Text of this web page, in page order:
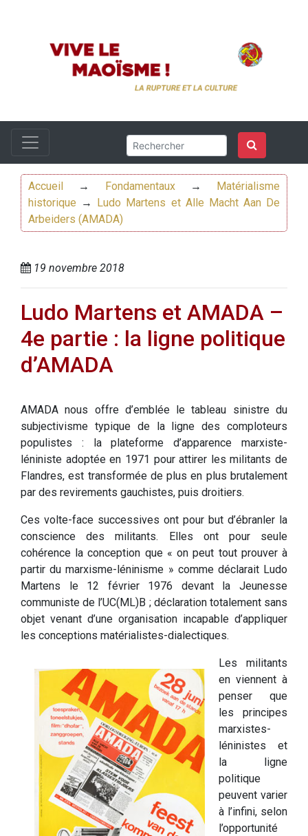
Accueil → Fondamentaux→
Matérialisme
historique →
Ludo Martens et Alle Macht Aan De
Arbeiders (AMADA)
19 novembre 2018
Ludo Martens et AMADA –
4e partie : la ligne politique
d’AMADA
AMADA nous offre d’emblée le tableau sinistre du
subjectivisme typique de la ligne des comploteurs
populistes : la plateforme d’apparence marxiste-
léniniste adoptée en 1971 pour attirer les militants de
Flandres, est transformée de plus en plus brutalement
par des revirements gauchistes, puis droitiers.
Ces volte-face successives ont pour but d’ébranler la
conscience des militants. Elles ont pour seule
cohérence la conception que « on peut tout prouver à
partir du marxisme-léninisme » comme déclarait Ludo
Martens le 12 février 1976 devant la Jeunesse
communiste de l’UC(ML)B ; déclaration totalement sans
objet venant d’une organisation incapable d’appliquer
les conceptions matérialistes-dialectiques.
Les militants
en viennent à
penser que
les principes
marxistes-
léninistes et
la ligne
politique
peuvent varier
à l’infini, selon
l’opportunité